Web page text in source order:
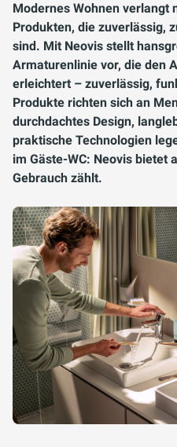
Modernes Wohnen verlangt
Produkten, die zuverlässig,
sind. Mit Neovis stellt
Armaturenlinie vor, die den
erleichtert – zuverlässig,
Produkte richten sich an
durchdachtes Design,
praktische Technologien
im Gäste-WC: Neovis bietet
Gebrauch zählt.